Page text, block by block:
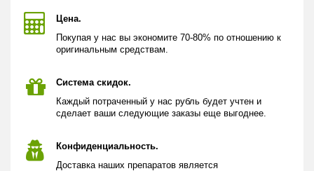
Цена.
Покупая у нас вы экономите 70-80% по отношению к
оригинальным средствам.
Система скидок.
Каждый потраченный у нас рубль будет учтен и
сделает ваши следующие заказы еще выгоднее.
Конфиденциальность.
Доставка наших препаратов является